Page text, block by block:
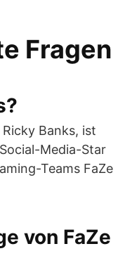
Fragen
Banks, ist
Media-Star
Teams FaZe
von FaZe